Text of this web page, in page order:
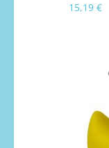
15,19 €